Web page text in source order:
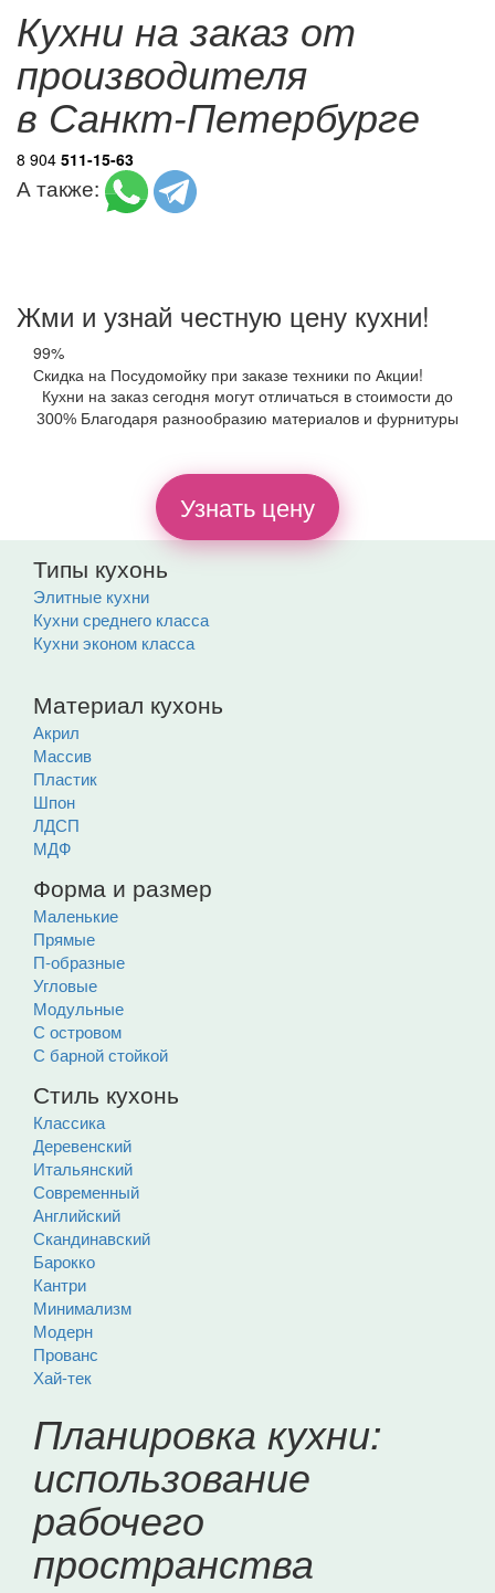
Кухни на заказ от
производителя
в Санкт-Петербурге
8 904 511-15-63
А также:
Жми и узнай честную цену кухни!
99%
Скидка на Посудомойку при заказе техники по Акции!
Кухни на заказ сегодня могут отличаться в стоимости до
300% Благодаря разнообразию материалов и фурнитуры
Узнать цену
Типы кухонь
Элитные кухни
Кухни среднего класса
Кухни эконом класса
Материал кухонь
Акрил
Массив
Пластик
Шпон
ЛДСП
МДФ
Форма и размер
Маленькие
Прямые
П-образные
Угловые
Модульные
С островом
С барной стойкой
Стиль кухонь
Классика
Деревенский
Итальянский
Современный
Английский
Скандинавский
Барокко
Кантри
Минимализм
Модерн
Прованс
Хай-тек
Планировка кухни:
использование
рабочего
пространства